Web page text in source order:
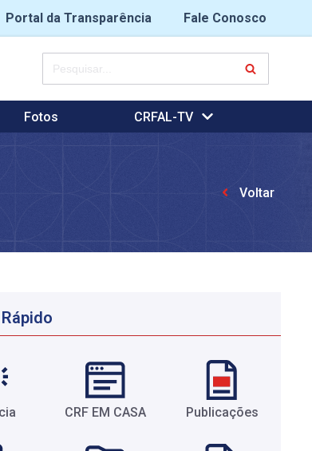
Portal da Transparência
Fale Conosco
Fotos CRFAL-TV
Voltar
CRF EM CASA Publicações